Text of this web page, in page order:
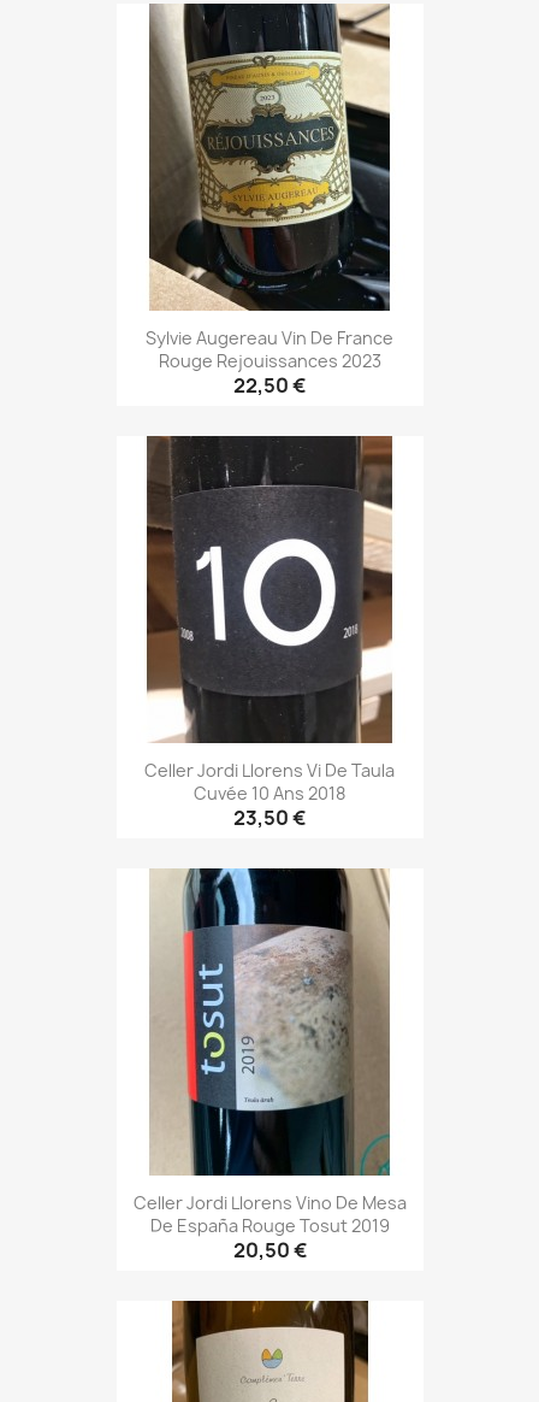
Sylvie Augereau Vin De France
Rouge Rejouissances 2023
22,50 €
Celler Jordi Llorens Vi De Taula
Cuvée 10 Ans 2018
23,50 €
Celler Jordi Llorens Vino De Mesa
De España Rouge Tosut 2019
20,50 €